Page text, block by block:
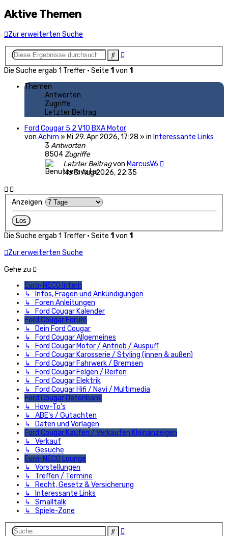
Aktive Themen
Zur erweiterten Suche
SucheErweiterte
Die Suche ergab 1 Treffer • Seite 1von 1
Themen
Antworten
Zugriffe
Letzter Beitrag
Ford Cougar 5.2 V10 BXA Motor
von Achim » Mi 29. Apr 2026, 17:28 » in Interessante Links
3 Antworten
8504Zugriffe
Letzter Beitragvon MarcusV6
Mo 3. Aug 2026, 22:35
Anzeigen:
Die Suche ergab 1 Treffer • Seite 1von 1
Zur erweiterten Suche
Gehe zu
Euro-NECO Intern
↳ Infos, Fragen und Ankündigungen
↳ Foren Anleitungen
↳ Ford Cougar Kalender
Ford Cougar Forum
↳ Dein Ford Cougar
↳ Ford Cougar Allgemeines
↳ Ford Cougar Motor / Antrieb / Auspuff
↳ Ford Cougar Karosserie / Styling (innen & außen)
↳ Ford Cougar Fahrwerk / Bremsen
↳ Ford Cougar Felgen / Reifen
↳ Ford Cougar Elektrik
↳ Ford Cougar Hifi / Navi / Multimedia
Ford Cougar Datenbank
↳ How-To's
↳ ABE's / Gutachten
↳ Daten und Vorlagen
Ford Cougar Kaufen / Verkaufen Kleinanzeigen
↳ Verkauf
↳ Gesuche
Euro-NECO Lounge
↳ Vorstellungen
↳ Treffen / Termine
↳ Recht, Gesetz & Versicherung
↳ Interessante Links
↳ Smalltalk
↳ Spiele-Zone
SucheErweiterte